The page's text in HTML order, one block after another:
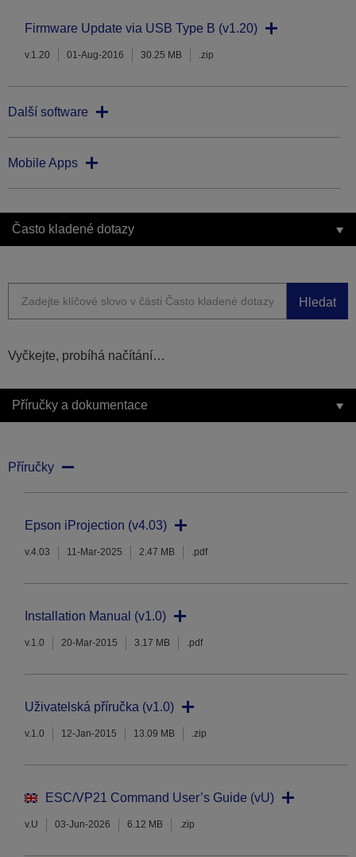
Firmware Update via USB Type B (v1.20)
v.1.20 01-Aug-2016 30.25 MB .zip
Další software
Mobile Apps
Často kladené dotazy
Hledat
Vyčkejte, probíhá načítání…
Příručky a dokumentace
Příručky
Epson iProjection (v4.03)
v.4.03 11-Mar-2025 2.47 MB .pdf
Installation Manual (v1.0)
v.1.0 20-Mar-2015 3.17 MB .pdf
Uživatelská příručka (v1.0)
v.1.0 12-Jan-2015 13.09 MB .zip
ESC/VP21 Command User’s Guide (vU)
v.U 03-Jun-2026 6.12 MB .zip